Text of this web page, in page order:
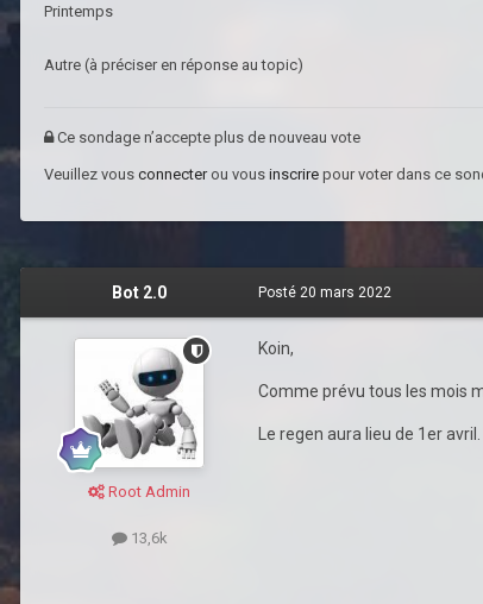
Printemps
Autre (à préciser en réponse au topic)
Ce sondage n’accepte plus de nouveau vote
Veuillez vous connecterou vous inscrire pour voter dans ce
Bot 2.0
Root Admin
13,6k
Posté 20 mars 2022
Koin,
Comme prévu tous les mois
Le regen aura lieu de 1er